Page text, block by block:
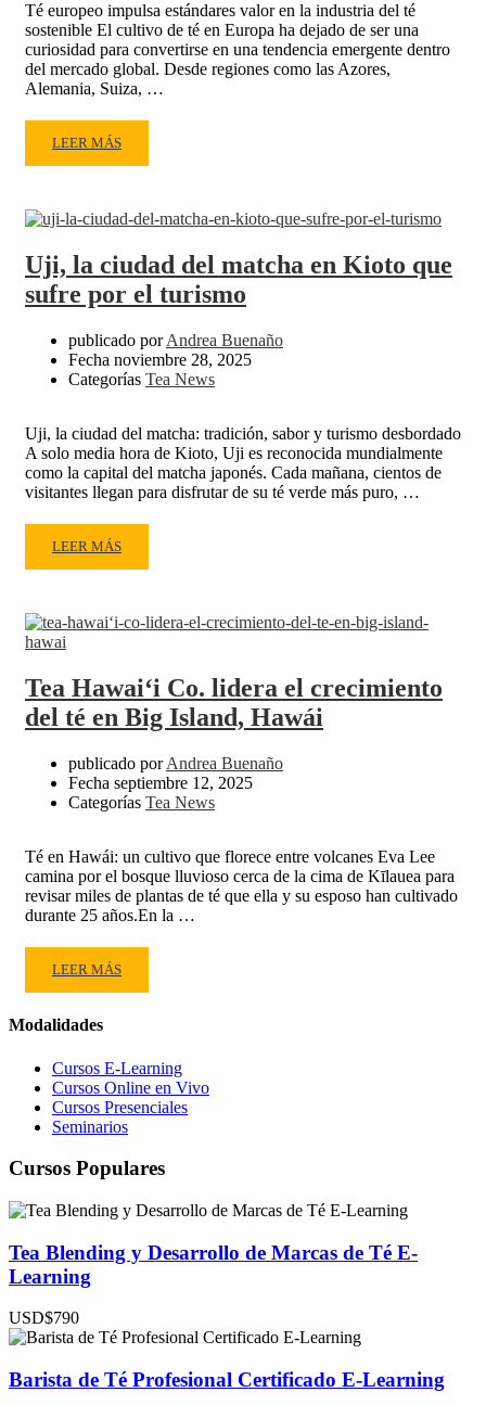
IMPOSIBLES
DE
CONSEGUIR
Té europeo impulsa estándares valor en la industria del té
sostenible El cultivo de té en Europa ha dejado de ser una
curiosidad para convertirse en una tendencia emergente dentro
del mercado global. Desde regiones como las Azores,
Alemania, Suiza, …
READ
MORE
IMPULSA
ESTÁNDARES
DE
EN
EL
TÉ
LEER MÁS
Uji, la ciudad del matcha en Kioto que
sufre por el turismo
publicado por Andrea Buenaño
Fecha noviembre 28, 2025
Categorías Tea News
Uji, la ciudad del matcha: tradición, sabor y turismo desbordado
A solo media hora de Kioto, Uji es reconocida mundialmente
como la capital del matcha japonés. Cada mañana, cientos de
visitantes llegan para disfrutar de su té verde más puro, …
READ
MORE
LA
CIUDAD
DEL
MATCHA
EN
QUE
SUFRE
POR
TURISMO
LEER MÁS
Tea Hawaiʻi Co. lidera el crecimiento
del té en Big Island, Hawái
publicado por Andrea Buenaño
Fecha septiembre 12, 2025
Categorías Tea News
Té en Hawái: un cultivo que florece entre volcanes Eva Lee
camina por el bosque lluvioso cerca de la cima de Kīlauea para
revisar miles de plantas de té que ella y su esposo han cultivado
durante 25 años.En la …
READ
MORE
TEA
CO.
LIDERA
EL
DEL
EN
ISLAND,
HAWÁI
LEER MÁS
Modalidades
Cursos E-Learning
Cursos Online en Vivo
Cursos Presenciales
Seminarios
Cursos Populares
Tea Blending y Desarrollo de Marcas de Té E-
Learning
USD$790
Barista de Té Profesional Certificado E-Learning